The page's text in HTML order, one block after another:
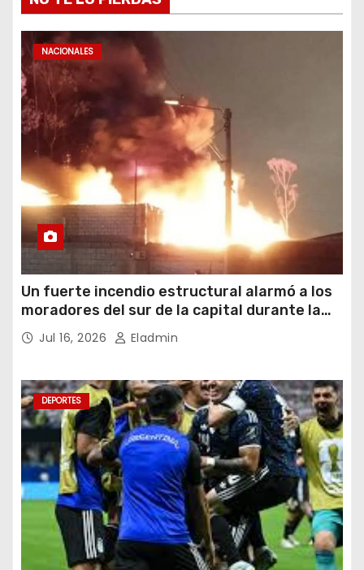
NACIONALES
Un fuerte incendio estructural alarmó a los
moradores del sur de la capital durante la
noche del miércoles 15 de julio de 2026
Jul 16, 2026 Eladmin
DEPORTES